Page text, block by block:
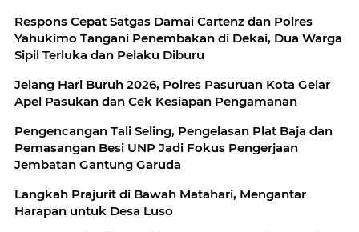
Respons Cepat Satgas Damai Cartenz dan Polres
Yahukimo Tangani Penembakan di Dekai, Dua Warga
Sipil Terluka dan Pelaku Diburu
Jelang Hari Buruh 2026, Polres Pasuruan Kota Gelar
Apel Pasukan dan Cek Kesiapan Pengamanan
Pengencangan Tali Seling, Pengelasan Plat Baja dan
Pemasangan Besi UNP Jadi Fokus Pengerjaan
Jembatan Gantung Garuda
Langkah Prajurit di Bawah Matahari, Mengantar
Harapan untuk Desa Luso